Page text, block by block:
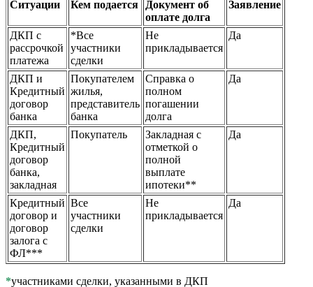
Ситуации Кем подается
Документ об
оплате долга
Заявление
ДКП с
рассрочкой
платежа
*Все
участники
сделки
Не
прикладывается
Да
ДКП и
Кредитный
договор
банка
Покупателем
жилья,
представитель
банка
Справка о
полном
погашении
долга
Да
ДКП,
Кредитный
договор
банка,
закладная
Покупатель
Закладная с
отметкой о
полной
выплате
ипотеки**
Да
Кредитный
договор и
договор
залога с
ФЛ***
Все
участники
сделки
Не
прикладывается
Да
*участниками сделки, указанными в ДКП